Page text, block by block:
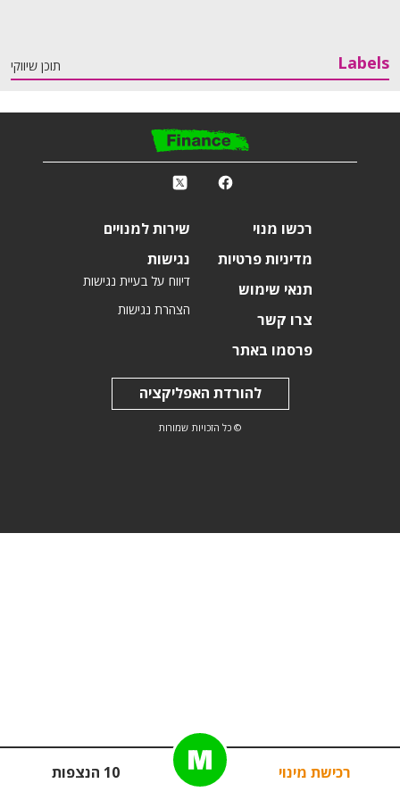
רכישת מינוי 10 הנצפות
Labels תוכן שיווקי
רכשו מנוי
מדיניות פרטיות
תנאי שימוש
צרו קשר
פרסמו באתר
שירות למנויים
נגישות
דיווח על בעיית נגישות
הצהרת נגישות
להורדת האפליקציה
© כל הזכויות שמורות